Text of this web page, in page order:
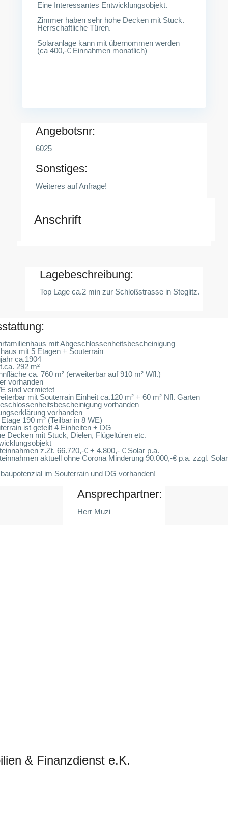
Eine Interessantes Entwicklungsobjekt.
Zimmer haben sehr hohe Decken mit Stuck.
Herrschaftliche Türen.
Solaranlage kann mit übernommen werden
(ca 400,-€ Einnahmen monatlich)
Angebotsnr:
6025
Sonstiges:
Weiteres auf Anfrage!
Anschrift
Lagebeschreibung:
Top Lage ca.2 min zur Schloßstrasse in Steglitz.
mit Abgeschlossenheitsbescheinigung
mit 5 Etagen + Souterrain
ca.1904
292 m²
ca. 760 m² (erweiterbar auf 910 m² Wfl.)
vorhanden
sind vermietet
mit Souterrain Einheit ca.120 m² + 60 m² Nfl. Garten
vorhanden
vorhanden
190 m² (Teilbar in 8 WE)
ist geteilt 4 Einheiten + DG
Decken mit Stuck, Dielen, Flügeltüren etc.
z.Zt. 66.720,-€ + 4.800,- € Solar p.a.
aktuell ohne Corona Minderung 90.000,-€ p.a. zzgl.
im Souterrain und DG vorhanden!
Ansprechpartner:
Herr Muzi
& Finanzdienst e.K.